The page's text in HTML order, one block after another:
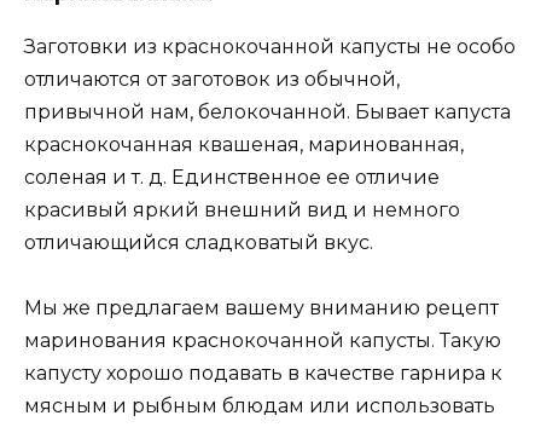
Заготовки из краснокочанной капусты не особо
отличаются от заготовок из обычной,
привычной нам, белокочанной. Бывает капуста
краснокочанная квашеная, маринованная,
соленая и т. д. Единственное ее отличие
красивый яркий внешний вид и немного
отличающийся сладковатый вкус.
Мы же предлагаем вашему вниманию рецепт
маринования краснокочанной капусты. Такую
капусту хорошо подавать в качестве гарнира к
мясным и рыбным блюдам или использовать